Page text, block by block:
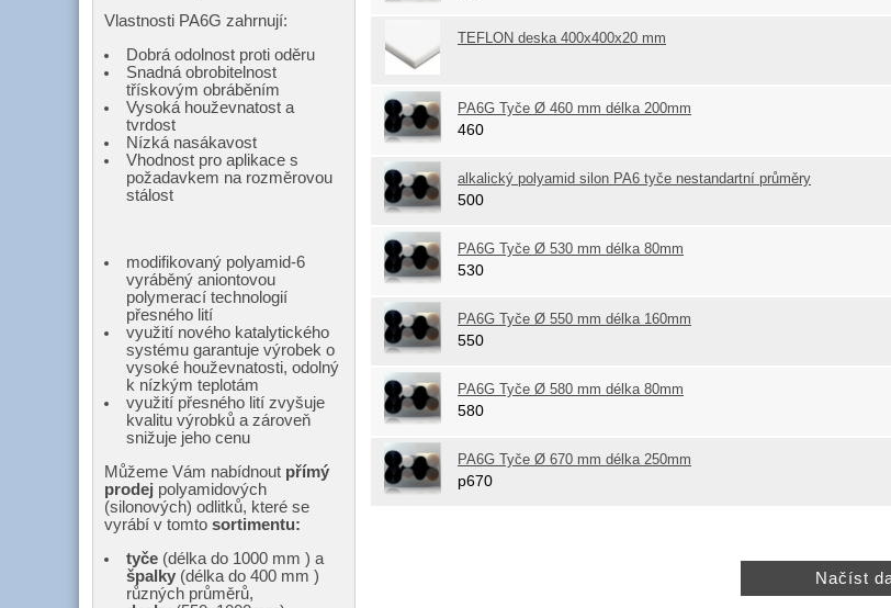
TEFLON deska 400x400x20 mm
PA6G Tyče Ø 460 mm délka 200mm
460
alkalický polyamid silon PA6 tyče nestandartní průměry
500
PA6G Tyče Ø 530 mm délka 80mm
530
PA6G Tyče Ø 550 mm délka 160mm
550
PA6G Tyče Ø 580 mm délka 80mm
580
PA6G Tyče Ø 670 mm délka 250mm
p670
Vlastnosti PA6G zahrnují:
Dobrá odolnost proti oděru
Snadná obrobitelnost
třískovým obráběním
Vysoká houževnatost a
tvrdost
Nízká nasákavost
Vhodnost pro aplikace s
požadavkem na rozměrovou
stálost
modifikovaný polyamid-6
vyráběný aniontovou
polymerací technologií
přesného lití
využití nového katalytického
systému garantuje výrobek o
vysoké houževnatosti, odolný
k nízkým teplotám
využití přesného lití zvyšuje
kvalitu výrobků a zároveň
snižuje jeho cenu
Můžeme Vám nabídnout přímý
prodej polyamidových
(silonových) odlitků, které se
vyrábí v tomto sortimentu:
tyče (délka do 1000 mm ) a
špalky (délka do 400 mm )
různých průměrů,